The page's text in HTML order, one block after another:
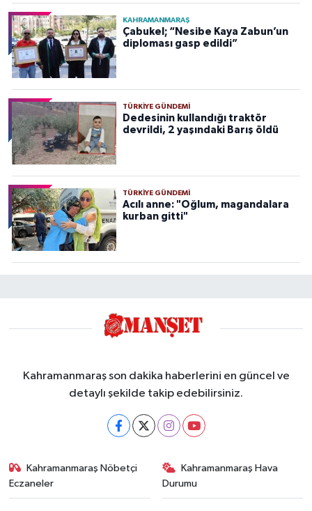
KAHRAMANMARAŞ
Çabukel; “Nesibe Kaya Zabun’un
diploması gasp edildi”
TÜRKIYE GÜNDEMI
Dedesinin kullandığı traktör
devrildi, 2 yaşındaki Barış öldü
TÜRKIYE GÜNDEMI
Acılı anne: "Oğlum, magandalara
kurban gitti"
Kahramanmaraş son dakika haberlerini en güncel ve
detaylı şekilde takip edebilirsiniz.
Kahramanmaraş Nöbetçi
Eczaneler
Kahramanmaraş Hava
Durumu